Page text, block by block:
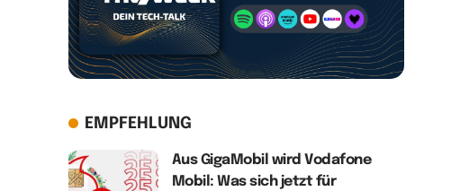
EMPFEHLUNG
Aus GigaMobil wird Vodafone
Mobil: Was sich jetzt für